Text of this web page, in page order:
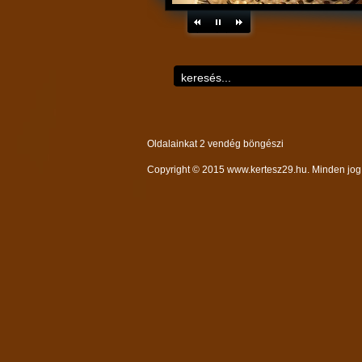
Oldalainkat 2 vendég böngészi
Copyright © 2015 www.kertesz29.hu. Minden